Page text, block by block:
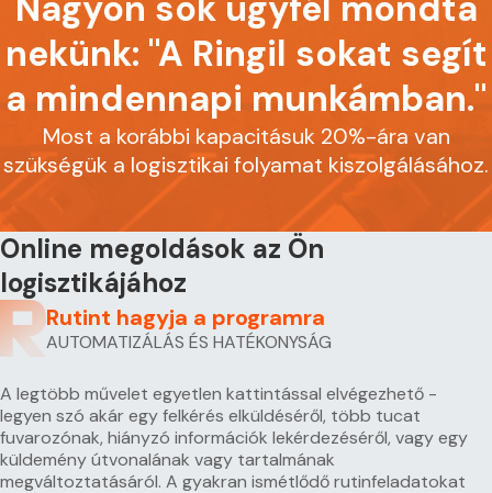
nekünk: "A Ringil sokat segít
a mindennapi munkámban."
Most a korábbi kapacitásuk 20%-ára van
szükségük a logisztikai folyamat kiszolgálásához.
Online megoldások az Ön
logisztikájához
Rutint hagyja a programra
AUTOMATIZÁLÁS ÉS HATÉKONYSÁG
A legtöbb művelet egyetlen kattintással elvégezhető -
legyen szó akár egy felkérés elküldéséről, több tucat
fuvarozónak, hiányzó információk lekérdezéséről, vagy egy
küldemény útvonalának vagy tartalmának
megváltoztatásáról. A gyakran ismétlődő rutinfeladatokat